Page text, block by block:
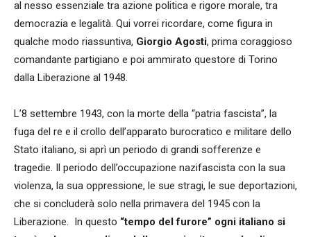
al nesso essenziale tra azione politica e rigore morale, tra
democrazia e legalità. Qui vorrei ricordare, come figura in
qualche modo riassuntiva, Giorgio Agosti, prima coraggioso
comandante partigiano e poi ammirato questore di Torino
dalla Liberazione al 1948.
L’8 settembre 1943, con la morte della “patria fascista”, la
fuga del re e il crollo dell’apparato burocratico e militare dello
Stato italiano, si aprì un periodo di grandi sofferenze e
tragedie. Il periodo dell’occupazione nazifascista con la sua
violenza, la sua oppressione, le sue stragi, le sue deportazioni,
che si concluderà solo nella primavera del 1945 con la
Liberazione. In questo “tempo del furore” ogni italiano si